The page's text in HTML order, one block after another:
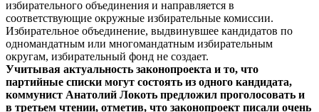
избирательного объединения и направляется в
соответствующие окружные избирательные комиссии.
Избирательное объединение, выдвинувшее кандидатов по
одномандатным или многомандатным избирательным
округам, избирательный фонд не создает.
Учитывая актуальность законопроекта и то, что
партийные списки могут состоять из одного кандидата,
коммунист Анатолий Локоть предложил проголосовать и
в третьем чтении, отметив, что законопроект писали очень